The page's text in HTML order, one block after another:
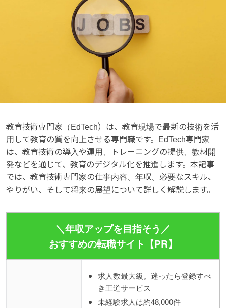
教育技術専門家（EdTech）は、教育現場で最新の技術を活
用して教育の質を向上させる専門職です。EdTech専門家
は、教育技術の導入や運用、トレーニングの提供、教材開
発などを通じて、教育のデジタル化を推進します。本記事
では、教育技術専門家の仕事内容、年収、必要なスキル、
やりがい、そして将来の展望について詳しく解説します。
＼年収アップを目指そう／
おすすめの転職サイト【PR】
求人数最大級。迷ったら登録すべ
き王道サービス
未経験求人は約48,000件